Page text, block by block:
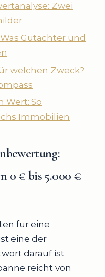
Zwei
Gutachter und
welchen Zweck?
Wert: So
Immobilien
0 € bis 5.000 €
für eine
eine der
darauf ist
reicht von